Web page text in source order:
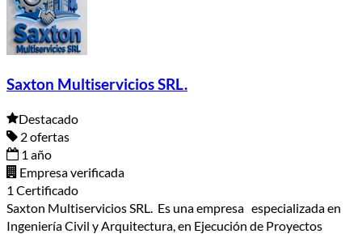
Saxton Multiservicios SRL.
Destacado
2 ofertas
1 año
Empresa verificada
1 Certificado
Saxton Multiservicios SRL. Es una empresa especializada en
Ingeniería Civil y Arquitectura, en Ejecución de Proyectos